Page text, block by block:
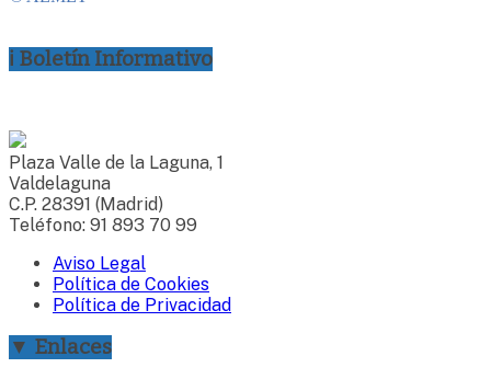
ℹ Boletín Informativo
Plaza Valle de la Laguna, 1
Valdelaguna
C.P. 28391 (Madrid)
Teléfono: 91 893 70 99
Aviso Legal
Política de Cookies
Política de Privacidad
▼ Enlaces